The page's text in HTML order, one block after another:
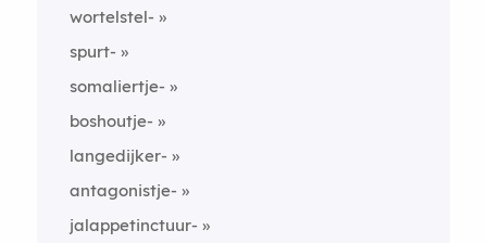
wortelstel-
spurt-
somaliertje-
boshoutje-
langedijker-
antagonistje-
jalappetinctuur-